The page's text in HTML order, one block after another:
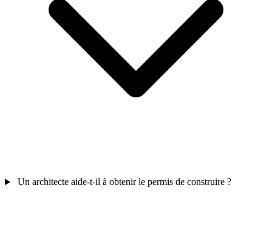
Un architecte aide-t-il à obtenir le permis de construire ?